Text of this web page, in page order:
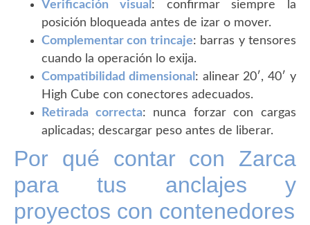
Verificación visual : confirmar siempre la
posición bloqueada antes de izar o mover.
Complementar con trincaje: barras y tensores
cuando la operación lo exija.
Compatibilidad dimensional : alinear 20′, 40′ y
High Cube con conectores adecuados.
Retirada correcta: nunca forzar con cargas
aplicadas; descargar peso antes de liberar.
Por qué contar con Zarca
para tus anclajes y
proyectos con contenedores